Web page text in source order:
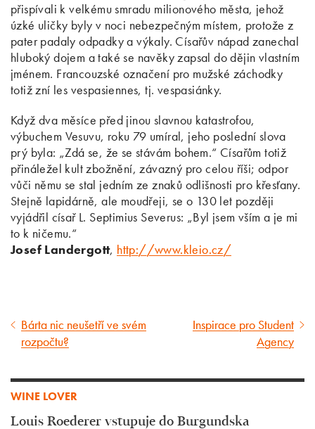
přispívali k velkému smradu milionového města, jehož
úzké uličky byly v noci nebezpečným místem, protože z
pater padaly odpadky a výkaly. Císařův nápad zanechal
hluboký dojem a také se navěky zapsal do dějin vlastním
jménem. Francouzské označení pro mužské záchodky
totiž zní les vespasiennes, tj. vespasiánky.
Když dva měsíce před jinou slavnou katastrofou,
výbuchem Vesuvu, roku 79 umíral, jeho poslední slova
prý byla: „Zdá se, že se stávám bohem.“ Císařům totiž
přináležel kult zbožnění, závazný pro celou říši; odpor
vůči němu se stal jedním ze znaků odlišnosti pro křesťany.
Stejně lapidárně, ale moudřeji, se o 130 let později
vyjádřil císař L. Septimius Severus: „Byl jsem vším a je mi
to k ničemu.“
Josef Landergott, http://www.kleio.cz/
Předcházející
článek
Bárta nic neušetří ve svém
rozpočtu?
Následující
Inspirace pro Student
Agency
WINE LOVER
Louis Roederer vstupuje do Burgundska